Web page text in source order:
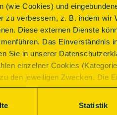
(wie Cookies) und
zu verbessern, z. B. indem wir
Diese externen Dienste
Das Einverständnis
Sie in unserer
einzelner Cookies
den jeweiligen Zwecken. Die
aktualisiert oder
Cookies auf der Webseite
Statistik
besitzt einen
von 1913. Über eine
die originale Maschine ist.
aufgewickelt